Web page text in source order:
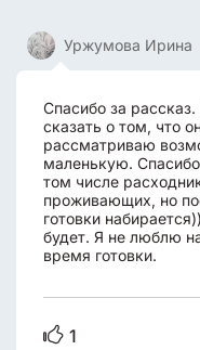
Уржумова Ирина
Спасибо за
сказать о том, что
рассматриваю
маленькую.
том числе
проживающих, но
готовки
будет. Я не люблю
время готовки.
1